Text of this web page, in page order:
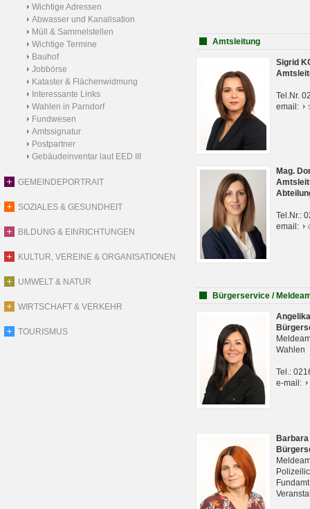
Wichtige Adressen
Abwasser und Kanalisation
Müll & Sammelstellen
Wichtige Termine
Bauhof
Jobbörse
Kataster & Flächenwidmung
Interessante Links
Wahlen in Parndorf
Fundwesen
Amtssignatur
Postpartner
Gebäudeinventar laut EED III
GEMEINDEPORTRAIT
SOZIALES & GESUNDHEIT
BILDUNG & EINRICHTUNGEN
KULTUR, VEREINE & ORGANISATIONEN
UMWELT & NATUR
WIRTSCHAFT & VERKEHR
TOURISMUS
Amtsleitung
Sigrid
Tel.Nr.
email:
Mag.
Tel.Nr.:
email:
Bürgerservice /
Wahlen
Tel.:
e-mail: